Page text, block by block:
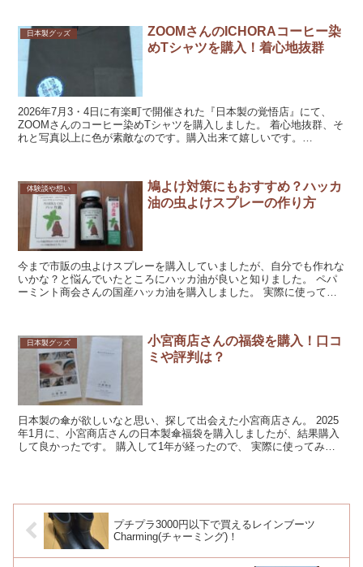
日本製グッズ
ZOOMさんのICHORAコーヒー染
めTシャツを購入！着心地抜群
2026年7月3・4日に有楽町で開催された『日本製の覚悟店』にて、
ZOOMさんのコーヒー染めTシャツを購入しました。 着心地抜群、そ
れと写真以上に色が素敵なのです。購入出来て嬉しいです。
体験談や想い
鳩よけ対策にもおすすめ？ハッカ
油の虫よけスプレーの作り方
今まで市販の虫よけスプレーを購入していましたが、自分でも作れな
いかな？と悩んでいたところにハッカ油が良いと知りました。 ペパ
ーミント商会さんの国産ハッカ油を購入しました。 実際に使ってみ
日本製グッズ
小宮商店さんの福袋を購入！口コ
ミや評判は？
日本製の傘が欲しいなと思い、探して出会えた小宮商店さん。 2025
年1月に、小宮商店さんの日本製傘福袋を購入しましたが、結果購入
して良かったです。 購入して1年が経ったので、 実際に使ってみて
プチプラ3000円以下で買えるレインブーツ
Charming(チャーミング)！